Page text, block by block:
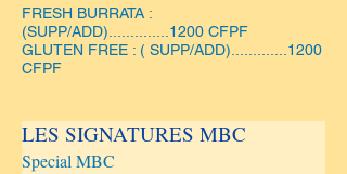
FRESH BURRATA :
(SUPP/ADD)..............1200 CFPF
GLUTEN FREE : ( SUPP/ADD).............1200
CFPF
LES SIGNATURES MBC
Special MBC